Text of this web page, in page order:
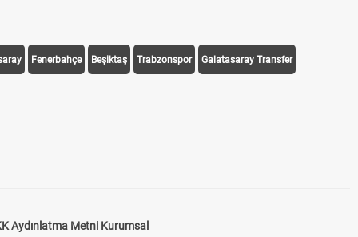
Fenerbahçe Beşiktaş Trabzonspor Galatasaray Transfer
Aydınlatma Metni Kurumsal